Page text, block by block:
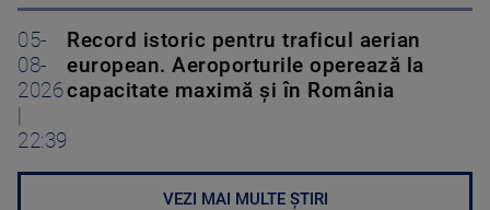
05-
08-
2026
22:39
Record istoric pentru traficul aerian
european. Aeroporturile operează la
capacitate maximă și în România
VEZI MAI MULTE ȘTIRI